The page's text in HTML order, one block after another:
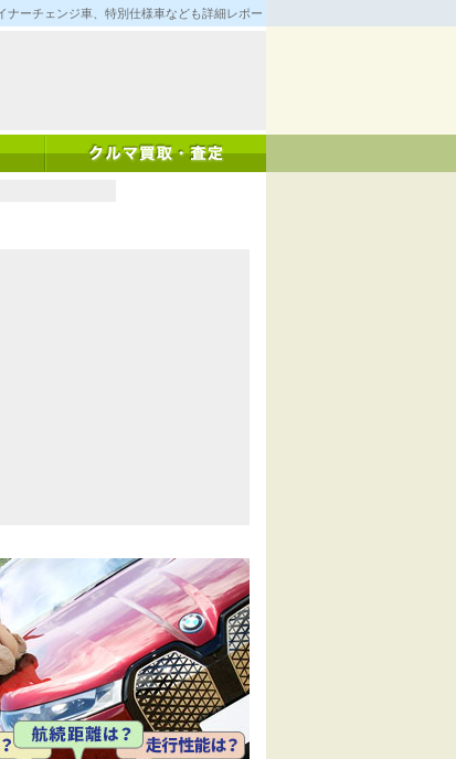
ーチェンジ車、特別仕様車なども詳細レポート！